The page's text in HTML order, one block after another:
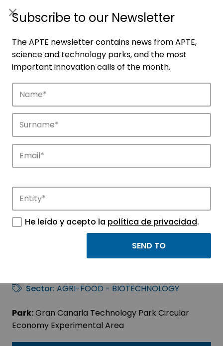
Companies
Discover the companies that drive
innovation in APTE’s parks.
Fibras Naturales
Canarias, S.L.
Sector: AGRI-FOOD - BIOTECHNOLOGY
Park:Gran Canaria Technology Park Circular
Economy Experimental Area
Subscribe to our Newsletter
The APTE newsletter contains news from APTE,
science and technology parks, and the most
important innovation calls of the month.
He leído y acepto la política de privacidad.